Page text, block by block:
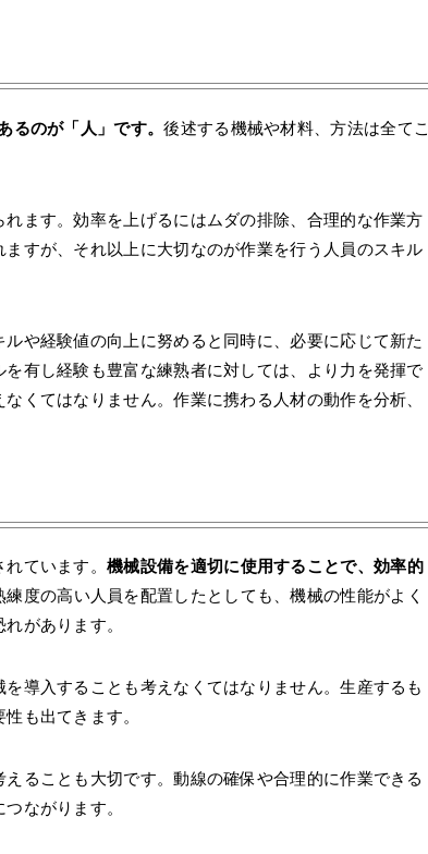
るのが「人」です。後述する機械や材料、方法は全てこ
ます。効率を上げるにはムダの排除、合理的な作業方
すが、それ以上に大切なのが作業を行う人員のスキル
や経験値の向上に努めると同時に、必要に応じて新た
有し経験も豊富な練熟者に対しては、より力を発揮で
くてはなりません。作業に携わる人材の動作を分析、
れています。機械設備を適切に使用することで、効率的
練度の高い人員を配置したとしても、機械の性能がよく
があります。
導入することも考えなくてはなりません。生産するも
も出てきます。
ることも大切です。動線の確保や合理的に作業できる
ながります。